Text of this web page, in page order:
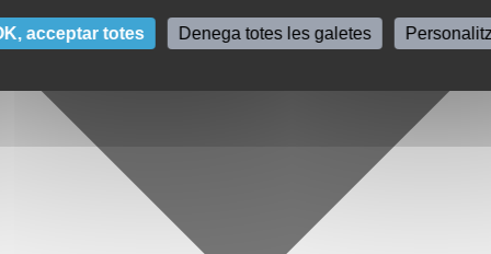
acceptar totes Denega totes les galetes